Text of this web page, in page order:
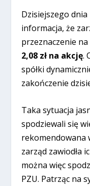
Dzisiejszego dnia
informacja, że
przeznaczenie na
2,08 zł na akcję.
spółki
zakończenie
Taka sytuacja
spodziewali się
rekomendowana
zarząd zawiodła
można więc
PZU. Patrząc na